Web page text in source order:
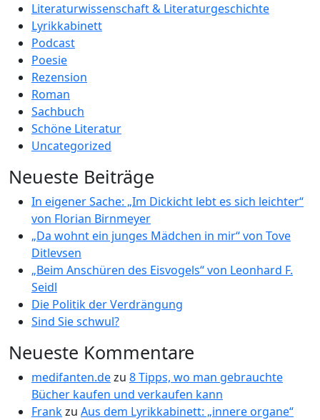
Literaturwissenschaft & Literaturgeschichte
Lyrikkabinett
Podcast
Poesie
Rezension
Roman
Sachbuch
Schöne Literatur
Uncategorized
Neueste Beiträge
In eigener Sache: „Im Dickicht lebt es sich leichter“
von Florian Birnmeyer
„Da wohnt ein junges Mädchen in mir“ von Tove
Ditlevsen
„Beim Anschüren des Eisvogels“ von Leonhard F.
Seidl
Die Politik der Verdrängung
Sind Sie schwul?
Neueste Kommentare
medifanten.dezu 8 Tipps, wo man gebrauchte
Bücher kaufen und verkaufen kann
Frankzu Aus dem Lyrikkabinett: „innere organe“